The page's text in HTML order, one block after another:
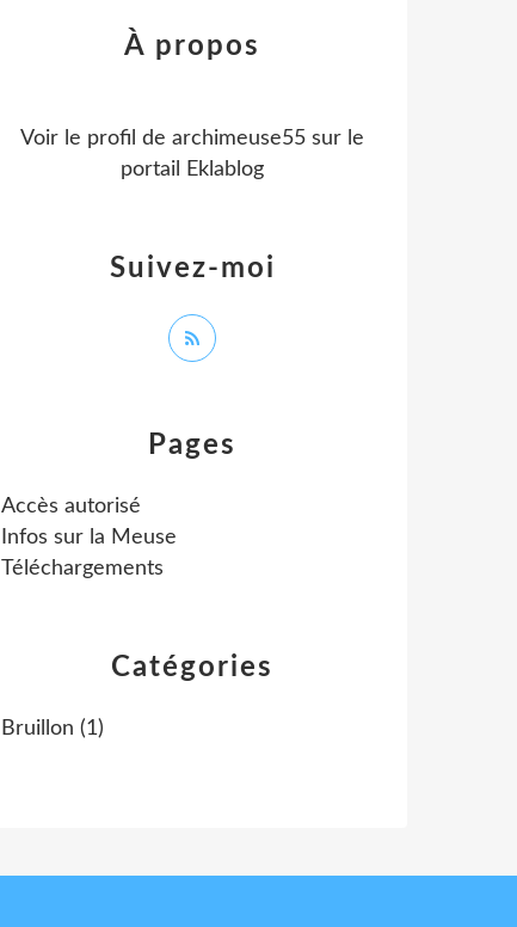
Catégories
Bruillon (1)
Pages
Accès autorisé
Infos sur la Meuse
Téléchargements
Suivez-moi
À propos
Voir le profil de archimeuse55 sur le
portail Eklablog